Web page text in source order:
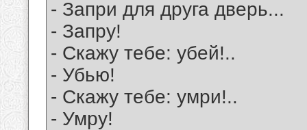
- Запри для друга дверь...
- Запру!
- Скажу тебе: убей!..
- Убью!
- Скажу тебе: умри!..
- Умру!